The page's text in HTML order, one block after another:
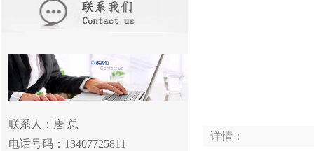
联系人：唐 总
电话号码：13407725811
详情：